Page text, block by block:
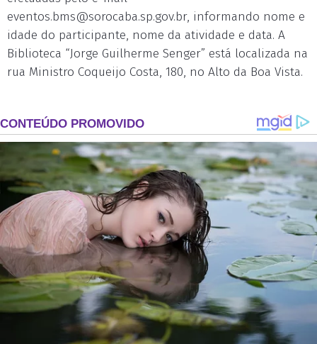
eventos.bms@sorocaba.sp.gov.br, informando nome e
idade do participante, nome da atividade e data. A
Biblioteca “Jorge Guilherme Senger” está localizada na
rua Ministro Coqueijo Costa, 180, no Alto da Boa Vista.